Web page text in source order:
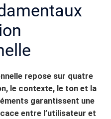
repose sur quatre
le contexte, le ton et la
garantissent une
entre l’utilisateur et